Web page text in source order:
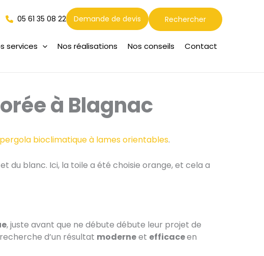
services Nos réalisations Nos conseils Contact
Rechercher
Rechercher
05 61 35 08 22 Demande de devis
à Blagnac
pergola bioclimatique à lames orientables.
du blanc. Ici, la toile a été choisie orange, et cela a
, juste avant que ne débute débute leur projet de
d’un résultat moderneet efficaceen